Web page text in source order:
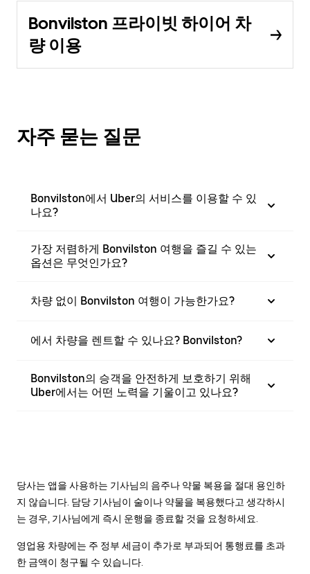
Bonvilston 프라이빗 하이어 차
량 이용
자주 묻는 질문
Bonvilston에서 Uber의 서비스를 이용할 수 있
나요?
가장 저렴하게 Bonvilston 여행을 즐길 수 있는
옵션은 무엇인가요?
차량 없이 Bonvilston 여행이 가능한가요?
에서 차량을 렌트할 수 있나요? Bonvilston?
Bonvilston의 승객을 안전하게 보호하기 위해
Uber에서는 어떤 노력을 기울이고 있나요?
당사는 앱을 사용하는 기사님의 음주나 약물 복용을 절대 용인하
지 않습니다. 담당 기사님이 술이나 약물을 복용했다고 생각하시
는 경우, 기사님에게 즉시 운행을 종료할 것을 요청하세요.
영업용 차량에는 주 정부 세금이 추가로 부과되어 통행료를 초과
한 금액이 청구될 수 있습니다.